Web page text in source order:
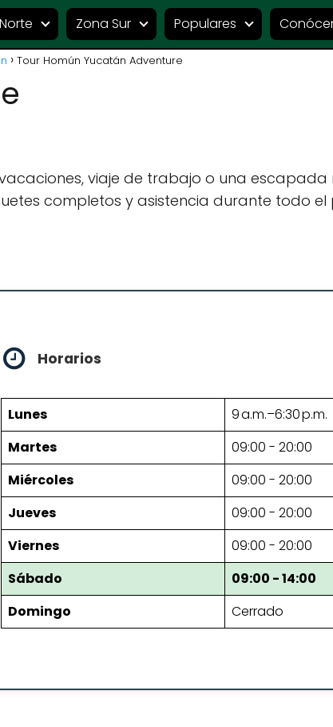
Zona Sur Populares
Tour Homún Yucatán Adventure
viaje de trabajo o una
completos y asistencia durante todo el
Horarios
Lunes
9 a.m.–6:30 p.m.
Martes
09:00 - 20:00
Miércoles
09:00 - 20:00
Jueves
09:00 - 20:00
Viernes
09:00 - 20:00
Sábado
09:00 - 14:00
Domingo
Cerrado